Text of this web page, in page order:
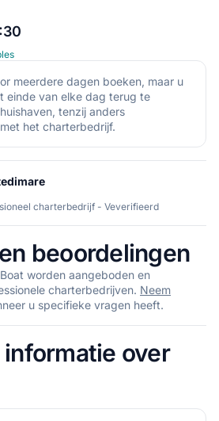
meerdere dagen boeken, maar u
einde van elke dag terug te
tenzij anders
het charterbedrijf.
charterbedrijf - Veverifieerd
beoordelingen
worden aangeboden en
charterbedrijven. Neem
u specifieke vragen heeft.
over